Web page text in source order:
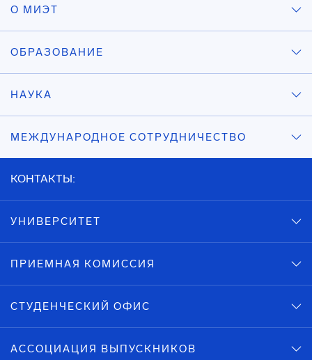
О МИЭТ
ОБРАЗОВАНИЕ
НАУКА
МЕЖДУНАРОДНОЕ СОТРУДНИЧЕСТВО
КОНТАКТЫ:
УНИВЕРСИТЕТ
ПРИЕМНАЯ КОМИССИЯ
СТУДЕНЧЕСКИЙ ОФИС
АССОЦИАЦИЯ ВЫПУСКНИКОВ